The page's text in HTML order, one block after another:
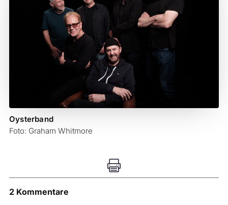
Oysterband
Foto: Graham Whitmore

2 Kommentare